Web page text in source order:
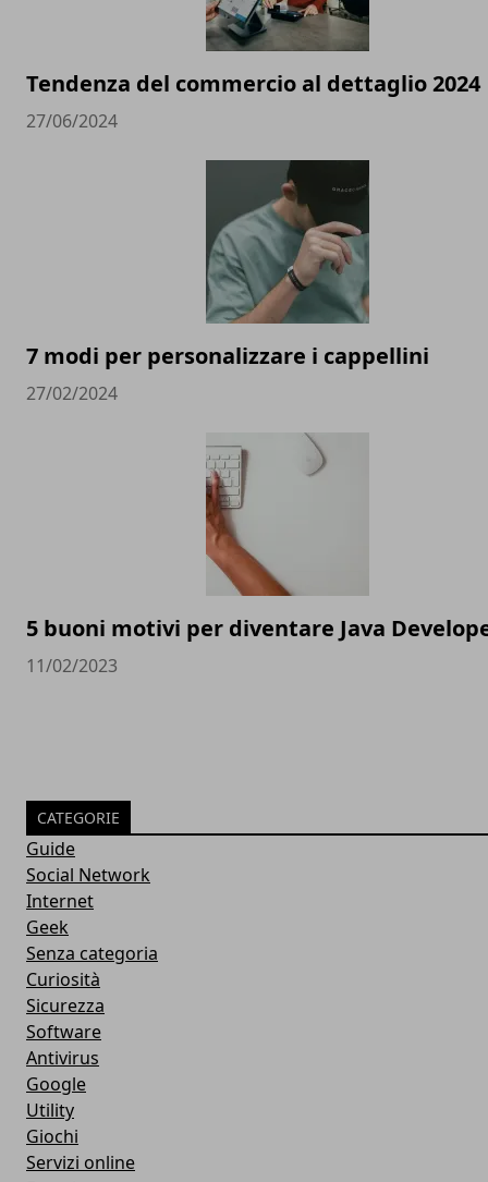
Tendenza del commercio al dettaglio 2024
27/06/2024
7 modi per personalizzare i cappellini
27/02/2024
5 buoni motivi per diventare Java
11/02/2023
CATEGORIE
Guide
Social Network
Internet
Geek
Senza categoria
Curiosità
Sicurezza
Software
Antivirus
Google
Utility
Giochi
Servizi online